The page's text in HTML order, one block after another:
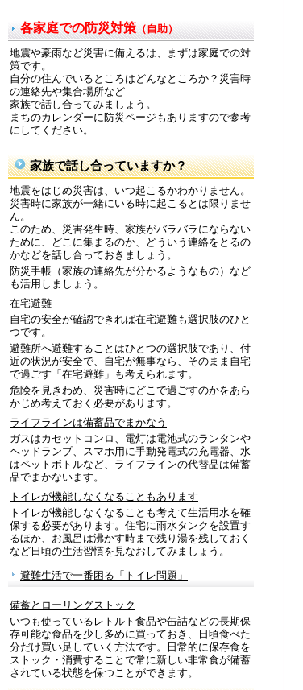
各家庭での防災対策 （自助）
地震や豪雨など災害に備えるは、まずは家庭での対
策です。
自分の住んでいるところはどんなところか？災害時
の連絡先や集合場所など
家族で話し合ってみましょう。
まちのカレンダーに防災ページもありますので参考
にしてください。
家族で話し合っていますか？
地震をはじめ災害は、いつ起こるかわかりません。
災害時に家族が一緒にいる時に起こるとは限りませ
ん。
このため、災害発生時、家族がバラバラにならない
ために、どこに集まるのか、どういう連絡をとるの
かなどを話し合っておきましょう。
防災手帳（家族の連絡先が分かるようなもの）など
も活用しましょう。
在宅避難
自宅の安全が確認できれば在宅避難も選択肢のひと
つです。
避難所へ避難することはひとつの選択肢であり、付
近の状況が安全で、自宅が無事なら、そのまま自宅
で過ごす「在宅避難」も考えられます。
危険を見きわめ、災害時にどこで過ごすのかをあら
かじめ考えておく必要があります。
ライフラインは備蓄品でまかなう
ガスはカセットコンロ、電灯は電池式のランタンや
ヘッドランプ、スマホ用に手動発電式の充電器、水
はペットボトルなど、ライフラインの代替品は備蓄
品でまかないます。
トイレが機能しなくなることもあります
トイレが機能しなくなることも考えて生活用水を確
保する必要があります。住宅に雨水タンクを設置す
るほか、お風呂は沸かす時まで残り湯を残しておく
など日頃の生活習慣を見なおしてみましょう。
避難生活で一番困る「トイレ問題」
備蓄とローリングストック
いつも使っているレトルト食品や缶詰などの長期保
存可能な食品を少し多めに買っておき、日頃食べた
分だけ買い足していく方法です。日常的に保存食を
ストック・消費することで常に新しい非常食が備蓄
されている状態を保つことができます。